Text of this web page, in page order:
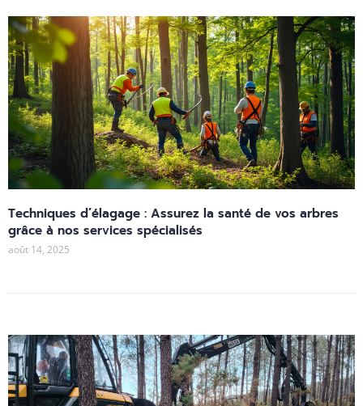
Techniques d’élagage : Assurez la santé de vos arbres
grâce à nos services spécialisés
août 14, 2025